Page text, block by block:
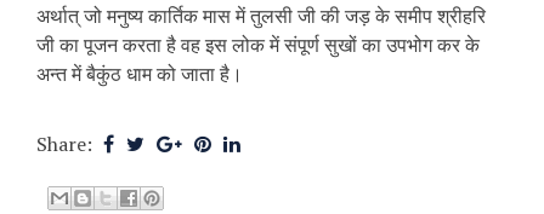
अर्थात् जो मनुष्य कार्तिक मास में तुलसी जी की जड़ के समीप श्रीहरि
जी का पूजन करता है वह इस लोक में संपूर्ण सुखों का उपभोग कर के
अन्त में बैकुंठ धाम को जाता है।
Share: